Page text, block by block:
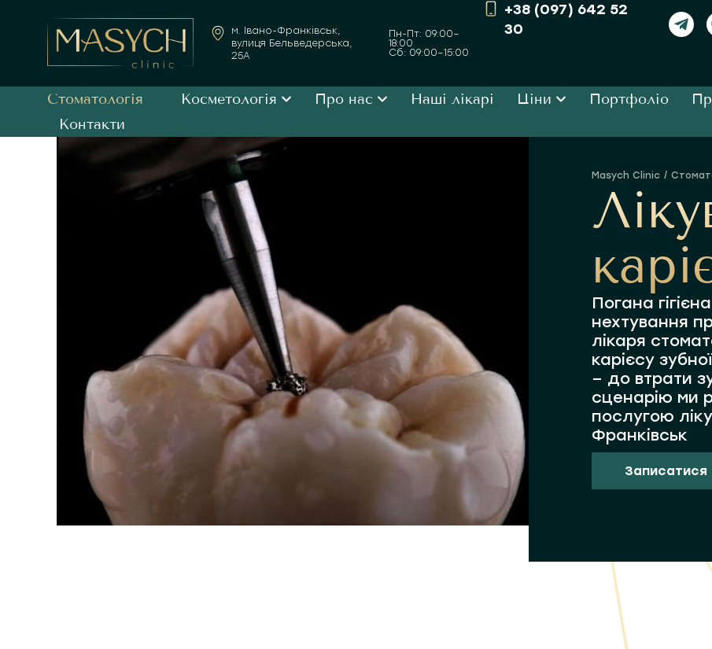
м. Івано-Франківськ,
вулиця Бельведерська,
25А
Пн-Пт: 09:00–
18:00
Сб: 09:00–15:00
+38 (097) 642 52
30
Стоматологія Косметологія Про нас Наші лікарі Ціни Портфоліо
Контакти
Ви тут:
Погана
нехтування
лікаря
карієсу
– до втрати
сценарію ми
послугою
Франківськ
Записатися